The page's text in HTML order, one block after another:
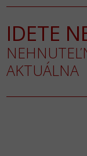
IDETE
AKTUÁLNA